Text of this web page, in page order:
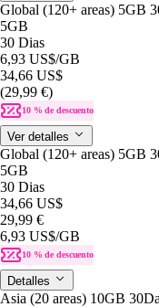
Global (120+ areas) 5GB
5GB
30 Dias
6,93 US$/GB
34,66 US$
(29,99 €)
10 % de descuento
Ver detalles
Global (120+ areas) 5GB
5GB
30 Dias
34,66 US$
29,99 €
6,93 US$/GB
10 % de descuento
Detalles
Asia (20 areas) 10GB